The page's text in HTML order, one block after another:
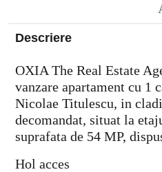
Descriere
OXIA The Real Estate
vanzare apartament cu 1
Nicolae Titulescu, in
decomandat, situat la
suprafata de 54 MP,
Hol acces